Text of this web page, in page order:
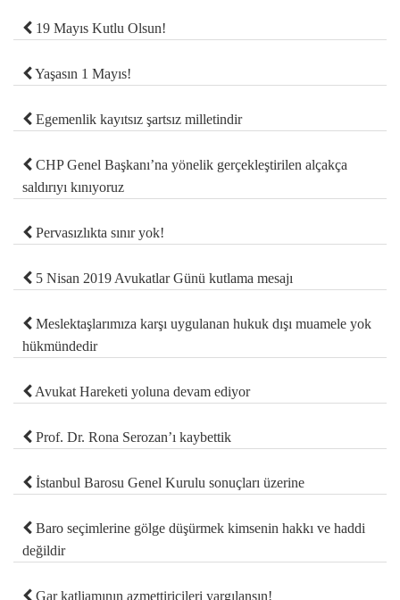
19 Mayıs Kutlu Olsun!
Yaşasın 1 Mayıs!
Egemenlik kayıtsız şartsız milletindir
CHP Genel Başkanı’na yönelik gerçekleştirilen alçakça
saldırıyı kınıyoruz
Pervasızlıkta sınır yok!
5 Nisan 2019 Avukatlar Günü kutlama mesajı
Meslektaşlarımıza karşı uygulanan hukuk dışı muamele yok
hükmündedir
Avukat Hareketi yoluna devam ediyor
Prof. Dr. Rona Serozan’ı kaybettik
İstanbul Barosu Genel Kurulu sonuçları üzerine
Baro seçimlerine gölge düşürmek kimsenin hakkı ve haddi
değildir
Gar katliamının azmettiricileri yargılansın!